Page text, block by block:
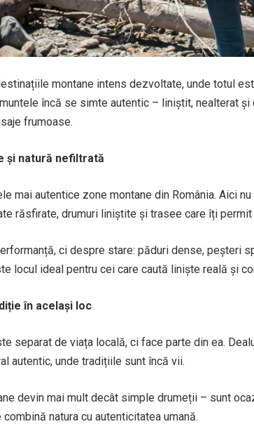
montane intens dezvoltate, unde totul
încă se simte autentic – liniștit, nealterat
frumoase.
și natură nefiltrată
mai autentice zone montane din România. Aici
răsfirate, drumuri liniștite și trasee care îți
ci despre stare: păduri dense, peșteri
locul ideal pentru cei care caută liniște reală și
în același loc
separat de viața locală, ci face parte din ea.
autentic, unde tradițiile sunt încă vii.
devin mai mult decât simple drumeții – sunt
natura cu autenticitatea umană.